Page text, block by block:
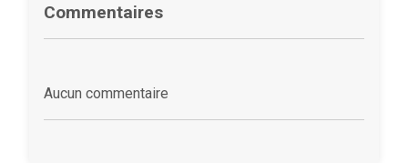
Commentaires
Aucun commentaire